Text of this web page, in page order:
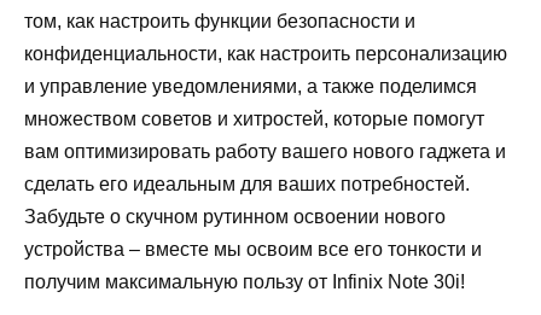
том, как настроить функции безопасности и
конфиденциальности, как настроить персонализацию
и управление уведомлениями, а также поделимся
множеством советов и хитростей, которые помогут
вам оптимизировать работу вашего нового гаджета и
сделать его идеальным для ваших потребностей.
Забудьте о скучном рутинном освоении нового
устройства – вместе мы освоим все его тонкости и
получим максимальную пользу от Infinix Note 30i!